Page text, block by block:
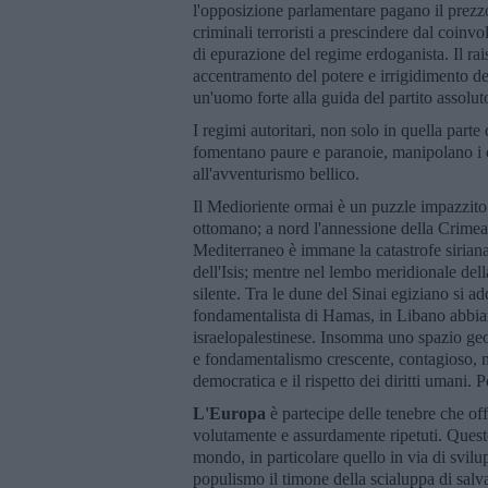
l'opposizione parlamentare pagano il
criminali terroristi a prescindere dal
di epurazione del regime erdoganista. Il
accentramento del potere e irrigidimento
un'uomo forte alla guida del partito
I regimi autoritari, non solo in quella
fomentano paure e paranoie, manipolano
all'avventurismo bellico.
Il Medioriente ormai è un puzzle
ottomano; a nord l'annessione della
Mediterraneo è immane la catastrofe
dell'Isis; mentre nel lembo meridionale
silente. Tra le dune del Sinai egiziano si
fondamentalista di Hamas, in Libano
israelopalestinese. Insomma uno spazio
e fondamentalismo crescente,
democratica e il rispetto dei diritti umani.
L'Europa è partecipe delle tenebre che
volutamente e assurdamente ripetuti.
mondo, in particolare quello in via di
populismo il timone della scialuppa di